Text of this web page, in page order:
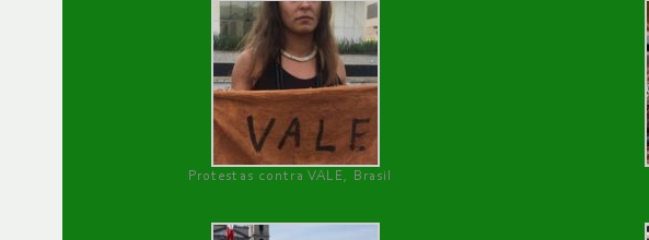
Protestas contra VALE, Brasil